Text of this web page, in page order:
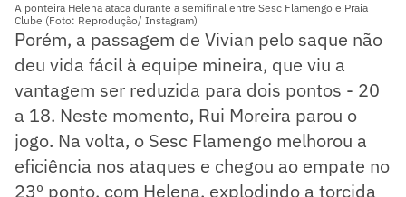
A ponteira Helena ataca durante a semifinal entre Sesc Flamengo e Praia
Clube (Foto: Reprodução/ Instagram)
Porém, a passagem de Vivian pelo saque não
deu vida fácil à equipe mineira, que viu a
vantagem ser reduzida para dois pontos - 20
a 18. Neste momento, Rui Moreira parou o
jogo. Na volta, o Sesc Flamengo melhorou a
eficiência nos ataques e chegou ao empate no
23º ponto, com Helena, explodindo a torcida